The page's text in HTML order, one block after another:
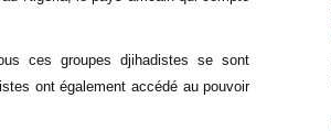
ces groupes djihadistes se sont
ont également accédé au pouvoir